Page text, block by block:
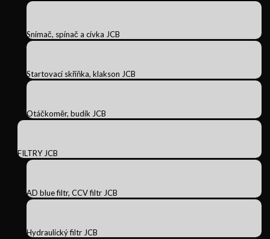
Snímač, spínač a cívka JCB
Startovací skříňka, klakson JCB
Otáčkoměr, budík JCB
FILTRY JCB
AD blue filtr, CCV filtr JCB
Hydraulický filtr JCB